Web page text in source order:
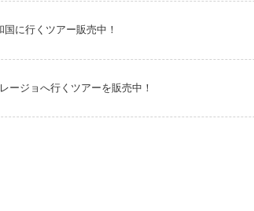
に行くツアー販売中！
ージョへ行くツアーを販売中！